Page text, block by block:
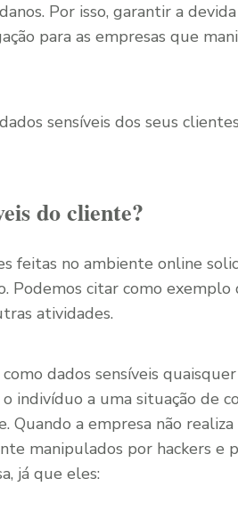
Por isso, garantir a devida
para as empresas que
sensíveis dos seus
do cliente?
feitas no ambiente online
Podemos citar como exemplo
atividades.
dados sensíveis
indivíduo a uma situação de
Quando a empresa não
manipulados por hackers e
já que eles: